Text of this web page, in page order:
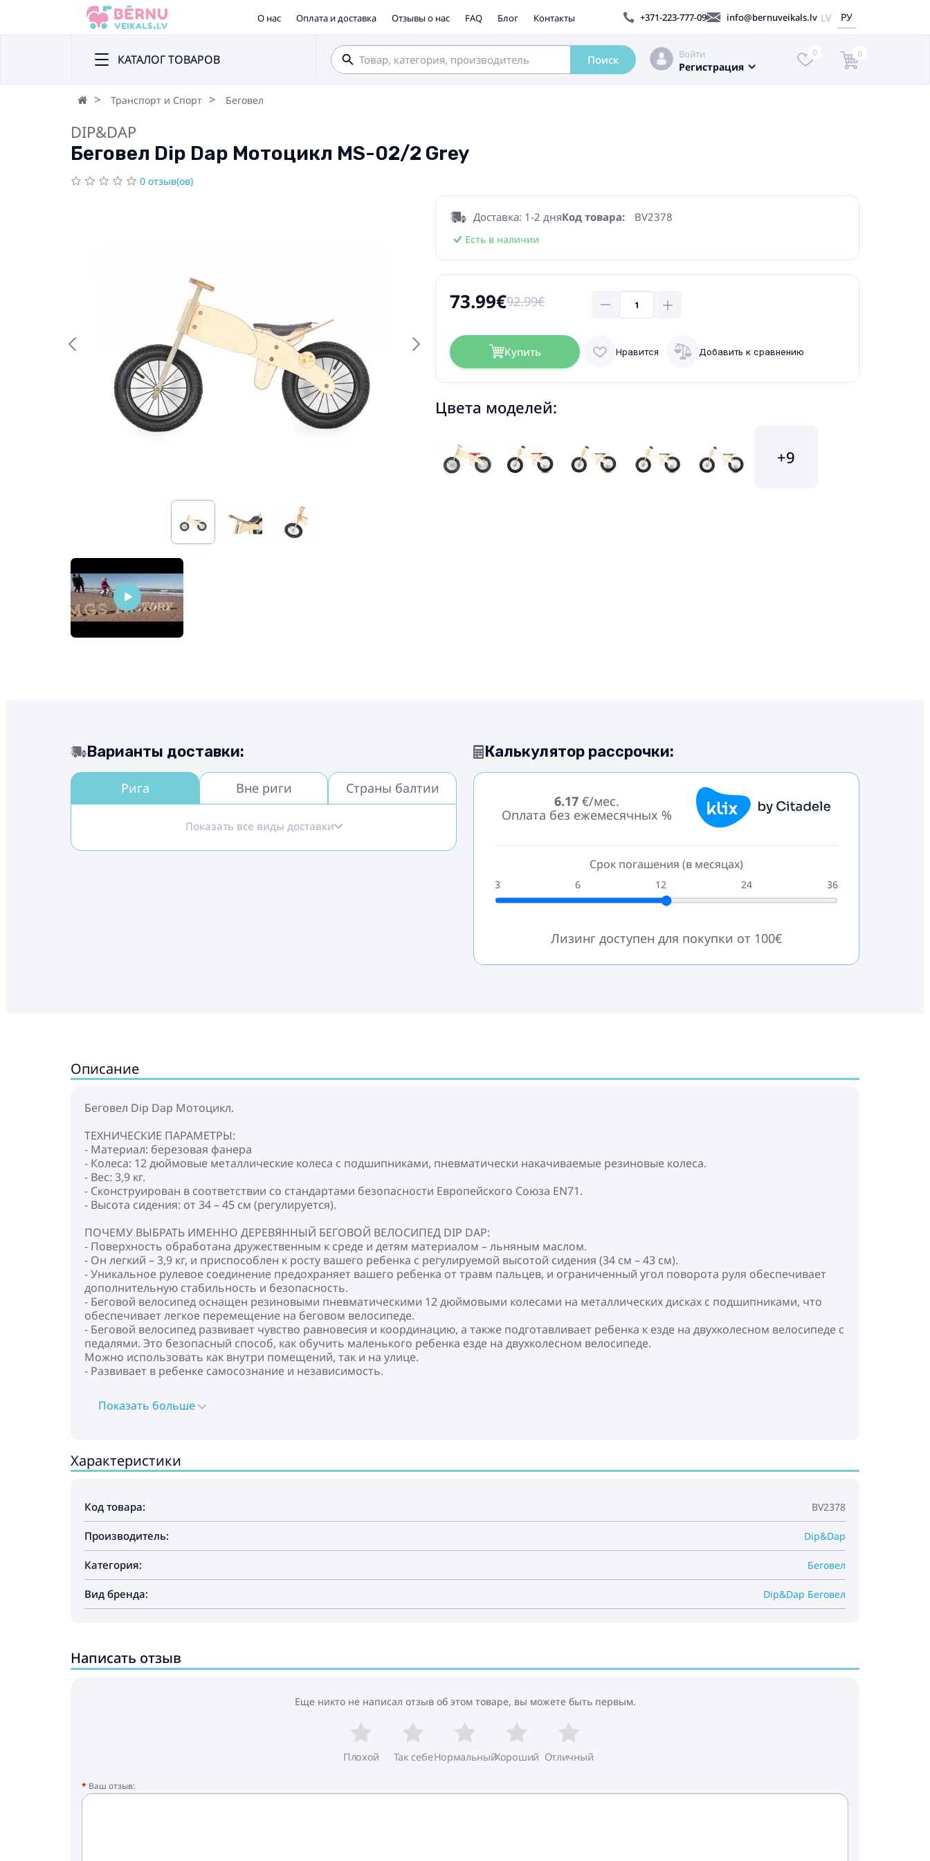
О нас Оплата и доставка Отзывы о нас FAQ Блог Контакты +371-223-777-09 info@bernuveikals.lv LV РУ
КАТАЛОГ ТОВАРОВ Поиск Войти
Регистрация
0 0
Транспорт и Спорт Беговел
DIP&DAP
Беговел Dip Dap Мотоцикл MS-02/2 Grey
0 отзыв(ов)
Доставка: 1-2 дняКод товара: BV2378
Есть в наличии
73.99€92.99€
Купить Нравится Добавить к сравнению
Цвета моделей:
+9
Варианты доставки:
Рига Вне риги Страны балтии
Показать все виды доставки
Калькулятор рассрочки:
6.17€/мес.
Оплата без ежемесячных %
Срок погашения (в месяцах)
3 6 12 24 36
Лизинг доступен для покупки от 100€
Описание
Беговел Dip Dap Мотоцикл.
ТЕХНИЧЕСКИЕ ПАРАМЕТРЫ:
- Материал: березовая фанера
- Колеса: 12 дюймовые металлические колеса с подшипниками, пневматически накачиваемые резиновые колеса.
- Вес: 3,9 кг.
- Сконструирован в соответствии со стандартами безопасности Европейского Союза EN71.
- Высота сидения: от 34 – 45 см (регулируется).
ПОЧЕМУ ВЫБРАТЬ ИМЕННО ДЕРЕВЯННЫЙ БЕГОВОЙ ВЕЛОСИПЕД DIP DAP:
- Поверхность обработана дружественным к среде и детям материалом – льняным маслом.
- Он легкий – 3,9 кг, и приспособлен к росту вашего ребенка с регулируемой высотой сидения (34 см – 43 см).
- Уникальное рулевое соединение предохраняет вашего ребенка от травм пальцев, и ограниченный угол поворота руля обеспечивает
дополнительную стабильность и безопасность.
- Беговой велосипед оснащен резиновыми пневматическими 12 дюймовыми колесами на металлических дисках с подшипниками, что
обеспечивает легкое перемещение на беговом велосипеде.
- Беговой велосипед развивает чувство равновесия и координацию, а также подготавливает ребенка к езде на двухколесном велосипеде с
педалями. Это безопасный способ, как обучить маленького ребенка езде на двухколесном велосипеде.
Можно использовать как внутри помещений, так и на улице.
- Развивает в ребенке самосознание и независимость.
Показать больше
Характеристики
Код товара: BV2378
Производитель: Dip&Dap
Категория: Беговел
Вид бренда: Dip&Dap Беговел
Написать отзыв
Еще никто не написал отзыв об этом товаре, вы можете быть первым.
Плохой Так себеНормальныйХороший Отличный
Ваш отзыв: